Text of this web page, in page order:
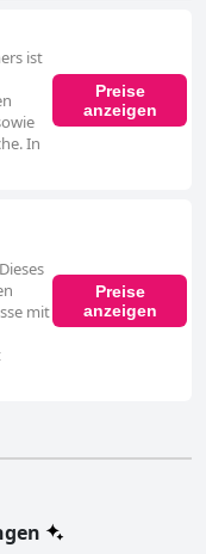
ist
In
Preise
anzeigen
mit
Preise
anzeigen